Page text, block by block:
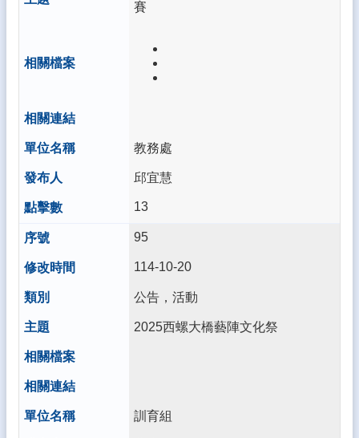
賽
教務處
邱宜慧
13
95
114-10-20
公告，活動
2025西螺大橋藝陣文化祭
訓育組